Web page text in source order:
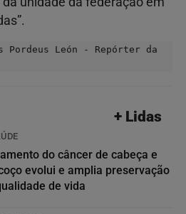
Pordeus León - Repórter da
+ Lidas
do câncer de cabeça e
evolui e amplia preservação
de vida